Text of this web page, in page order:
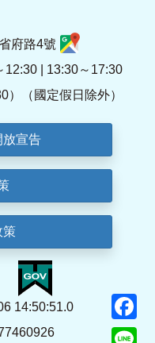
府路4號
12:30 | 13:30～17:30
）（國定假日除外）
放宣告
策
14:50:51.0